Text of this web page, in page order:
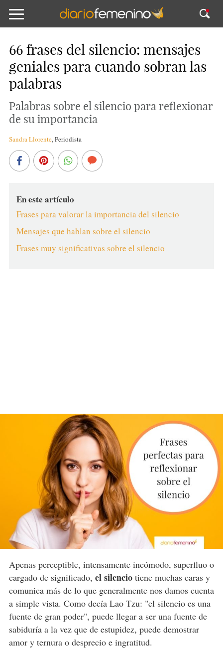
66 frases del silencio: mensajes
geniales para cuando sobran las
palabras
Palabras sobre el silencio para reflexionar
de su importancia
Sandra Llorente,Periodista
En este artículo
Frases para valorar la importancia del silencio
Mensajes que hablan sobre el silencio
Frases muy significativas sobre el silencio
Apenas perceptible, intensamente incómodo, superfluo o
cargado de significado, el silenciotiene muchas caras y
comunica más de lo que generalmente nos damos cuenta
a simple vista. Como decía Lao Tzu: "el silencio es una
fuente de gran poder", puede llegar a ser una fuente de
sabiduría a la vez que de estupidez, puede demostrar
amor y ternura o desprecio e ingratitud.